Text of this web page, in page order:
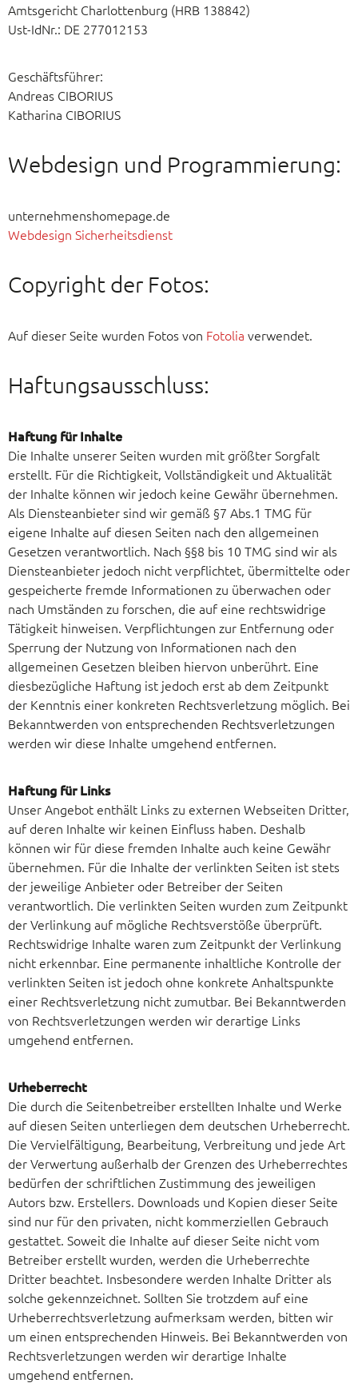
Amtsgericht Charlottenburg (HRB 138842)
Ust-IdNr.: DE 277012153
Geschäftsführer:
Andreas CIBORIUS
Katharina CIBORIUS
Webdesign und Programmierung:
unternehmenshomepage.de
Webdesign Sicherheitsdienst
Copyright der Fotos:
Auf dieser Seite wurden Fotos von Fotolia verwendet.
Haftungsausschluss:
Haftung für Inhalte
Die Inhalte unserer Seiten wurden mit größter Sorgfalt
erstellt. Für die Richtigkeit, Vollständigkeit und Aktualität
der Inhalte können wir jedoch keine Gewähr übernehmen.
Als Diensteanbieter sind wir gemäß §7 Abs.1 TMG für
eigene Inhalte auf diesen Seiten nach den allgemeinen
Gesetzen verantwortlich. Nach §§8 bis 10 TMG sind wir als
Diensteanbieter jedoch nicht verpflichtet, übermittelte oder
gespeicherte fremde Informationen zu überwachen oder
nach Umständen zu forschen, die auf eine rechtswidrige
Tätigkeit hinweisen. Verpflichtungen zur Entfernung oder
Sperrung der Nutzung von Informationen nach den
allgemeinen Gesetzen bleiben hiervon unberührt. Eine
diesbezügliche Haftung ist jedoch erst ab dem Zeitpunkt
der Kenntnis einer konkreten Rechtsverletzung möglich. Bei
Bekanntwerden von entsprechenden Rechtsverletzungen
werden wir diese Inhalte umgehend entfernen.
Haftung für Links
Unser Angebot enthält Links zu externen Webseiten Dritter,
auf deren Inhalte wir keinen Einfluss haben. Deshalb
können wir für diese fremden Inhalte auch keine Gewähr
übernehmen. Für die Inhalte der verlinkten Seiten ist stets
der jeweilige Anbieter oder Betreiber der Seiten
verantwortlich. Die verlinkten Seiten wurden zum Zeitpunkt
der Verlinkung auf mögliche Rechtsverstöße überprüft.
Rechtswidrige Inhalte waren zum Zeitpunkt der Verlinkung
nicht erkennbar. Eine permanente inhaltliche Kontrolle der
verlinkten Seiten ist jedoch ohne konkrete Anhaltspunkte
einer Rechtsverletzung nicht zumutbar. Bei Bekanntwerden
von Rechtsverletzungen werden wir derartige Links
umgehend entfernen.
Urheberrecht
Die durch die Seitenbetreiber erstellten Inhalte und Werke
auf diesen Seiten unterliegen dem deutschen Urheberrecht.
Die Vervielfältigung, Bearbeitung, Verbreitung und jede Art
der Verwertung außerhalb der Grenzen des Urheberrechtes
bedürfen der schriftlichen Zustimmung des jeweiligen
Autors bzw. Erstellers. Downloads und Kopien dieser Seite
sind nur für den privaten, nicht kommerziellen Gebrauch
gestattet. Soweit die Inhalte auf dieser Seite nicht vom
Betreiber erstellt wurden, werden die Urheberrechte
Dritter beachtet. Insbesondere werden Inhalte Dritter als
solche gekennzeichnet. Sollten Sie trotzdem auf eine
Urheberrechtsverletzung aufmerksam werden, bitten wir
um einen entsprechenden Hinweis. Bei Bekanntwerden von
Rechtsverletzungen werden wir derartige Inhalte
umgehend entfernen.